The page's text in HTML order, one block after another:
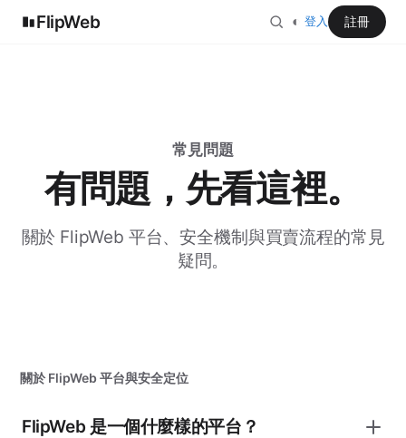
FlipWeb ◐ 登入 註冊
常見問題
有問題，先看這裡。
關於 FlipWeb 平台、安全機制與買賣流程的常見
疑問。
關於 FlipWeb 平台與安全定位
FlipWeb 是一個什麼樣的平台？